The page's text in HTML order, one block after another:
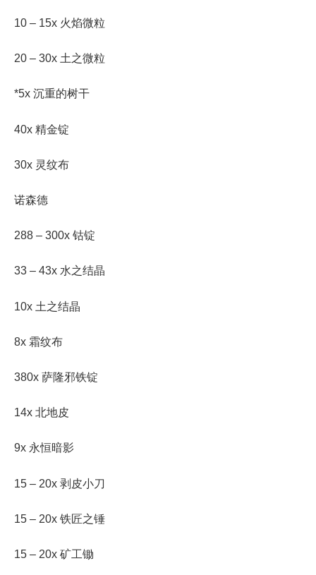
10 – 15x 火焰微粒
20 – 30x 土之微粒
*5x 沉重的树干
40x 精金锭
30x 灵纹布
诺森德
288 – 300x 钴锭
33 – 43x 水之结晶
10x 土之结晶
8x 霜纹布
380x 萨隆邪铁锭
14x 北地皮
9x 永恒暗影
15 – 20x 剥皮小刀
15 – 20x 铁匠之锤
15 – 20x 矿工锄